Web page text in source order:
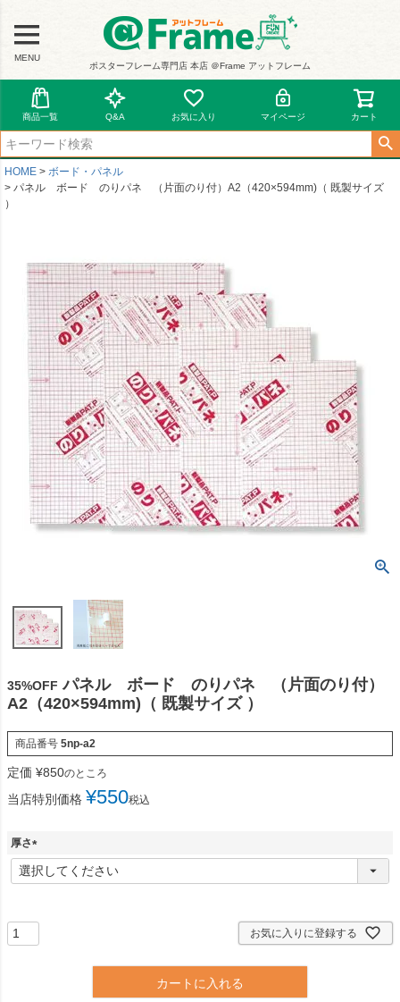
MENU
ポスターフレーム専門店 本店 ＠Frame アットフレーム
商品一覧 Q&A お気に入り マイページ カート
HOME
ボード・パネル
パネル ボード のりパネ （片面のり付）A2（420×594mm)（ 既製サイズ
）
35%OFF パネル ボード のりパネ （片面のり付）
A2（420×594mm)（ 既製サイズ ）
商品番号 5np-a2
定価 ¥850のところ
当店特別価格 ¥550税込
厚さ
(
必
お気に入りに登録する
カートに入れる